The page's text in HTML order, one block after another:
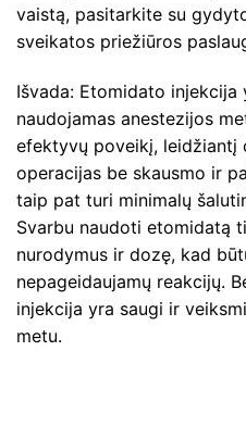
vaistą, pasitarkite su
sveikatos priežiūros
Išvada: Etomidato injekcija
naudojamas anestezijos
efektyvų poveikį, leidžiantį
operacijas be skausmo ir
taip pat turi minimalų
Svarbu naudoti etomidatą
nurodymus ir dozę, kad
nepageidaujamų reakcijų.
injekcija yra saugi ir
metu.